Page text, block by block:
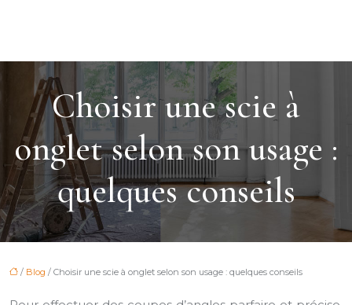
Choisir une scie à
onglet selon son usage :
quelques conseils
/ Blog / Choisir une scie à onglet selon son usage : quelques conseils